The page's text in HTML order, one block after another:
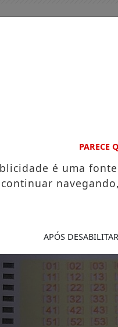
EMPREGOS GUIA
PARECE
é uma
continuar
APÓS